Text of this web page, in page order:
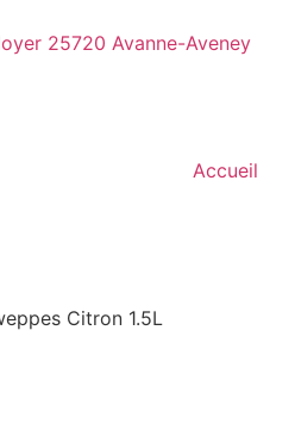
25720 Avanne-Aveney
Accueil
Citron 1.5L